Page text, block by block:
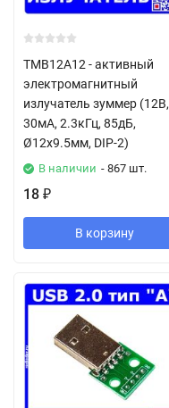
TMB12A12 - активный
электромагнитный
излучатель зуммер (12В,
30мА, 2.3кГц, 85дБ,
Ø12х9.5мм, DIP-2)
В наличии - 867 шт.
18 ₽
В корзину